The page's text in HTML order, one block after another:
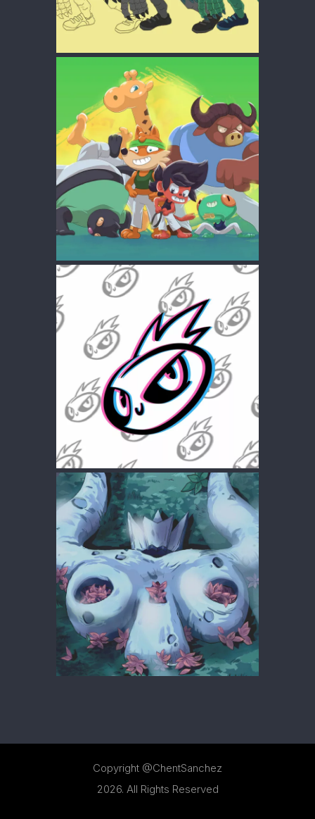
CAPOEIRA KIDS
CHARA DESIGN
LOGOS
ARTWORK
DIGITAL ILLUSTRATIONS
ARTWORK
Copyright @ChentSanchez
2026. All Rights Reserved